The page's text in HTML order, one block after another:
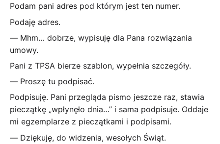
Podam pani adres pod którym jest ten numer.
Podaję adres.
― Mhm… dobrze, wypisuję dla Pana rozwiązania
umowy.
Pani z TPSA bierze szablon, wypełnia szczegóły.
― Proszę tu podpisać.
Podpisuję. Pani przegląda pismo jeszcze raz, stawia
pieczątkę „wpłynęło dnia…” i sama podpisuje. Oddaje
mi egzemplarze z pieczątkami i podpisami.
― Dziękuję, do widzenia, wesołych Świąt.